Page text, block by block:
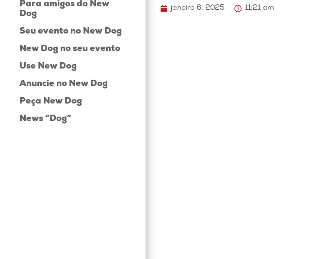
Para amigos do New
Dog
Seu evento no New Dog
New Dog no seu evento
Use New Dog
Anuncie no New Dog
Peça New Dog
News “Dog”
janeiro 6, 2025 11:21 am